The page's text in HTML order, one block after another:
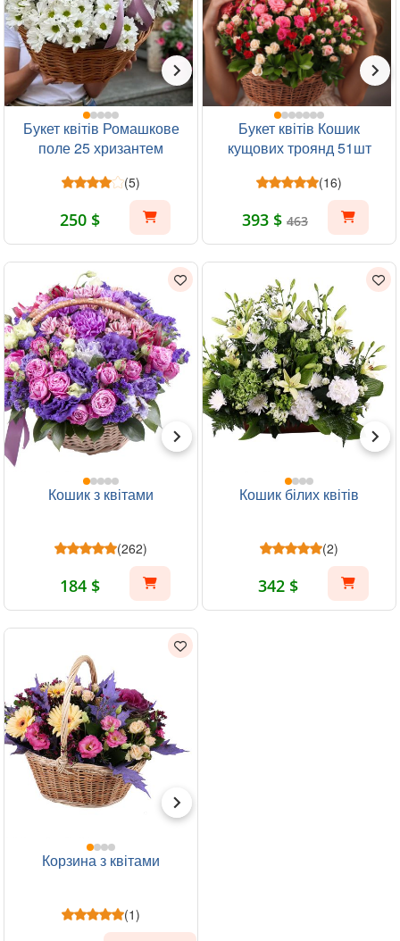
Букет квітів Ромашкове
поле 25 хризантем
(5)
250 $
Букет квітів Кошик
кущових троянд 51шт
(16)
393 $ 463
Кошик з квітами
(262)
184 $
Кошик білих квітів
(2)
342 $
Корзина з квітами
(1)